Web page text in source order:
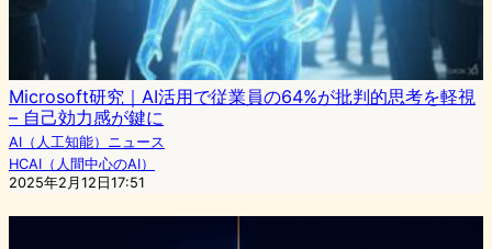
Microsoft研究｜AI活用で従業員の64%が批判的思考を軽視
– 自己効力感が鍵に
AI（人工知能）ニュース
HCAI（人間中心のAI）
2025年2月12日17:51